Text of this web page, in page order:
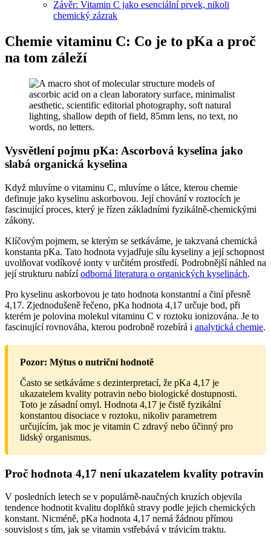
Závěr: Vitamin C jako esenciální prvek, nikoli
chemický zázrak
Chemie vitaminu C: Co je to pKa a proč
na tom záleží
Vysvětlení pojmu pKa: Ascorbová kyselina jako
slabá organická kyselina
Když mluvíme o vitaminu C, mluvíme o látce, kterou chemie
definuje jako kyselinu askorbovou. Její chování v roztocích je
fascinující proces, který je řízen základními fyzikálně-chemickými
zákony.
Klíčovým pojmem, se kterým se setkáváme, je takzvaná chemická
konstanta pKa. Tato hodnota vyjadřuje sílu kyseliny a její schopnost
uvolňovat vodíkové ionty v určitém prostředí. Podrobnější náhled na
její strukturu nabízíodborná literatura o organických kyselinách.
Pro kyselinu askorbovou je tato hodnota konstantní a činí přesně
4,17. Zjednodušeně řečeno, pKa hodnota 4,17 určuje bod, při
kterém je polovina molekul vitaminu C v roztoku ionizována. Je to
fascinující rovnováha, kterou podrobně rozebírá i analytická chemie.
Pozor: Mýtus o nutriční hodnotě
Často se setkáváme s dezinterpretací, že pKa 4,17 je
ukazatelem kvality potravin nebo biologické dostupnosti.
Toto je zásadní omyl. Hodnota 4,17 je čistě fyzikální
konstantou disociace v roztoku, nikoliv parametrem
určujícím, jak moc je vitamin C zdravý nebo účinný pro
lidský organismus.
Proč hodnota 4,17 není ukazatelem kvality potravin
V posledních letech se v populárně-naučných kruzích objevila
tendence hodnotit kvalitu doplňků stravy podle jejich chemických
konstant. Nicméně, pKa hodnota 4,17 nemá žádnou přímou
souvislost s tím, jak se vitamin vstřebává v trávicím traktu.